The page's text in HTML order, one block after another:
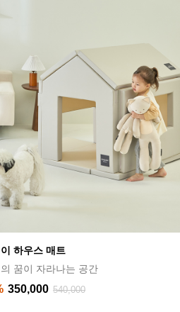
하우스 매트
꿈이 자라나는 공간
350,000 540,000